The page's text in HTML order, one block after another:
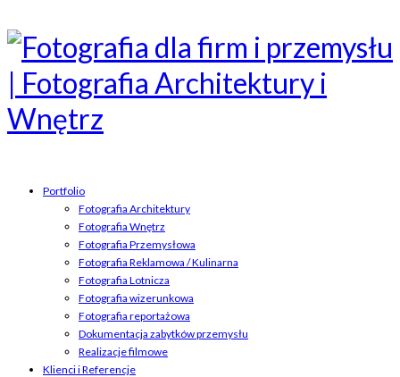
Portfolio
Fotografia Architektury
Fotografia Wnętrz
Fotografia Przemysłowa
Fotografia Reklamowa / Kulinarna
Fotografia Lotnicza
Fotografia wizerunkowa
Fotografia reportażowa
Dokumentacja zabytków przemysłu
Realizacje filmowe
Klienci i Referencje